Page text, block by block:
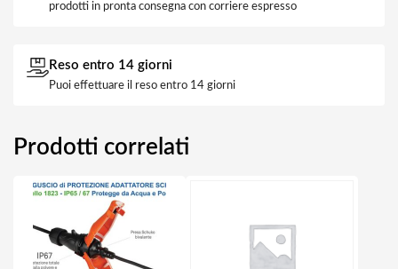
prodotti in pronta consegna con corriere espresso
Reso entro 14 giorni
Puoi effettuare il reso entro 14 giorni
Prodotti correlati